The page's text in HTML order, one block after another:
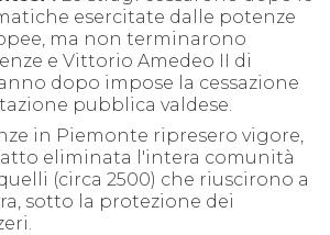
esercitate dalle potenze
ma non terminarono
e Vittorio Amedeo II di
dopo impose la cessazione
pubblica valdese.
in Piemonte ripresero vigore,
eliminata l'intera comunità
(circa 2500) che riuscirono a
sotto la protezione dei